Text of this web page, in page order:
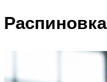
Распиновка